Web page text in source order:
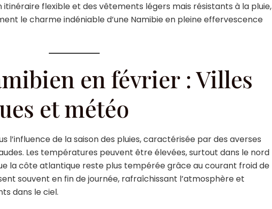
flexible et des vêtements légers mais résistants à la pluie,
le charme indéniable d’une Namibie en pleine effervescence
en février : Villes
et météo
l’influence de la saison des pluies, caractérisée par des averses
Les températures peuvent être élevées, surtout dans le nord
la côte atlantique reste plus tempérée grâce au courant froid de
souvent en fin de journée, rafraîchissant l’atmosphère et
dans le ciel.